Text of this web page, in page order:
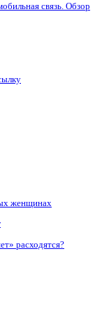
связь. Обзор
женщинах
расходятся?